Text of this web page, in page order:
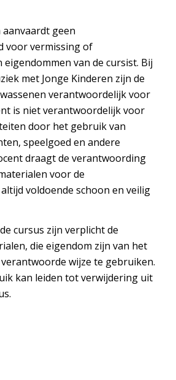
geen
voor vermissing of
eigendommen van de cursist. Bij
met Jonge Kinderen zijn de
verantwoordelijk voor
is niet verantwoordelijk voor
door het gebruik van
speelgoed en andere
draagt de verantwoording
voor de
voldoende schoon en veilig
cursus zijn verplicht de
die eigendom zijn van het
wijze te gebruiken.
kan leiden tot verwijdering uit